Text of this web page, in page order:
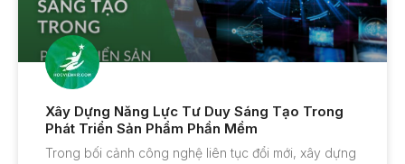
Xây Dựng Năng Lực Tư Duy Sáng Tạo Trong
Phát Triển Sản Phẩm Phần Mềm
Trong bối cảnh công nghệ liên tục đổi mới, xây dựng